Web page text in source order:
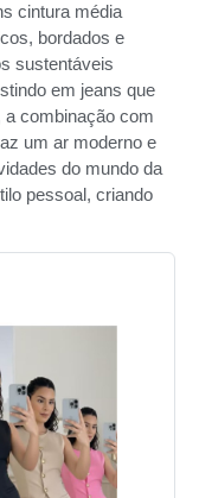
cintura média
bordados e
sustentáveis
em jeans que
a combinação com
um ar moderno e
do mundo da
pessoal, criando